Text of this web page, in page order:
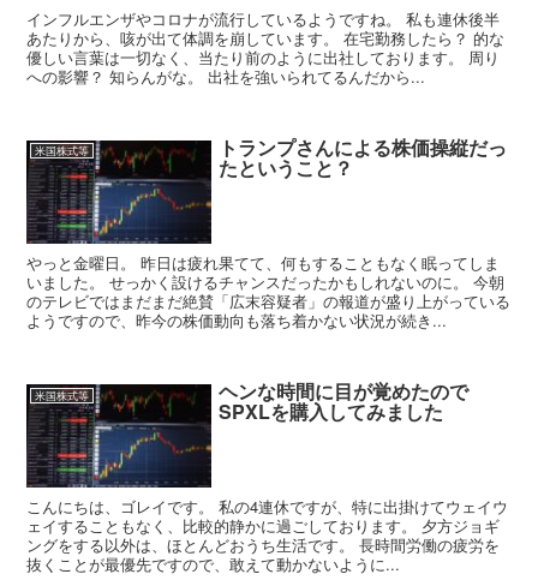
インフルエンザやコロナが流行しているようですね。 私も連休後半
あたりから、咳が出て体調を崩しています。 在宅勤務したら？ 的な
優しい言葉は一切なく、当たり前のように出社しております。 周り
への影響？ 知らんがな。 出社を強いられてるんだから...
米国株式等 トランプさんによる株価操縦だっ
たということ？
やっと金曜日。 昨日は疲れ果てて、何もすることもなく眠ってしま
いました。 せっかく設けるチャンスだったかもしれないのに。 今朝
のテレビではまだまだ絶賛「広末容疑者」の報道が盛り上がっている
ようですので、昨今の株価動向も落ち着かない状況が続き...
米国株式等 ヘンな時間に目が覚めたので
SPXLを購入してみました
こんにちは、ゴレイです。 私の4連休ですが、特に出掛けてウェイウ
ェイすることもなく、比較的静かに過ごしております。 夕方ジョギ
ングをする以外は、ほとんどおうち生活です。 長時間労働の疲労を
抜くことが最優先ですので、敢えて動かないように...